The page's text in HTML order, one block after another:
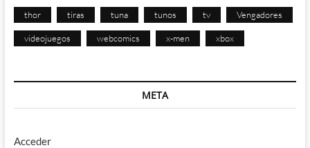
thor tiras tuna tunos tv Vengadores
videojuegos webcomics x-men xbox
META
Acceder